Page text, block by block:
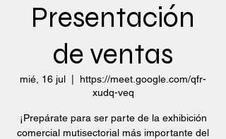
Presentación
de ventas
mié, 16 jul
https://meet.google.com/qfr-
xudq-veq
¡Prepárate para ser parte de la exhibición
comercial mutisectorial más importante del